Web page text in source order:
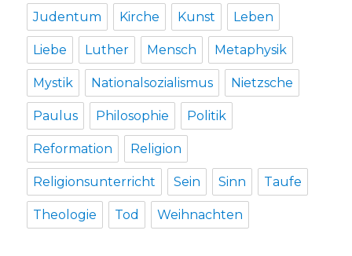
Judentum Kirche Kunst Leben
Liebe Luther Mensch Metaphysik
Mystik Nationalsozialismus Nietzsche
Paulus Philosophie Politik
Reformation Religion
Religionsunterricht Sein Sinn Taufe
Theologie Tod Weihnachten